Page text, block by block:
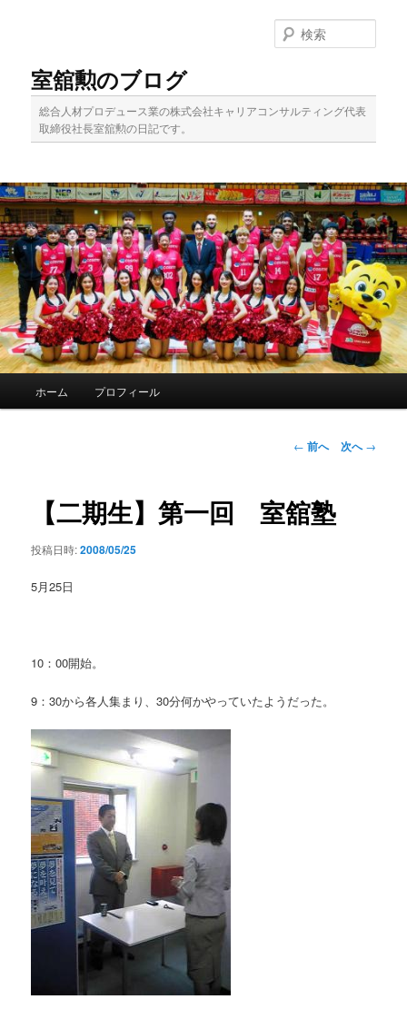
移
動
室舘勲のブログ
総合人材プロデュース業の株式会社キャリアコンサルティング代表
取締役社長室舘勲の日記です。
索
ホーム プロフィール
投
ビ
ゲ
← 前へ 次へ→
【二期生】第一回 室舘塾
投稿日時:2008/05/25
5月25日
10：00開始。
9：30から各人集まり、30分何かやっていたようだった。